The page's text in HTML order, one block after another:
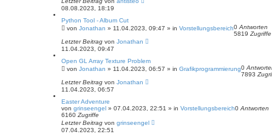
08.08.2023, 18:19
Python Tool - Album Cut
von Jonathan » 11.04.2023, 09:47 » in Vorstellungsbereich0 Antworten
5819 Zugriffe
Letzter Beitrag von Jonathan
11.04.2023, 09:47
Open GL Array Texture Problem
von Jonathan » 11.04.2023, 06:57 » in Grafikprogrammierung0
7893
Letzter Beitrag von Jonathan
11.04.2023, 06:57
Easter Adventure
von grinseengel » 07.04.2023, 22:51 » in Vorstellungsbereich0 Antworten
6160 Zugriffe
Letzter Beitrag von grinseengel
07.04.2023, 22:51